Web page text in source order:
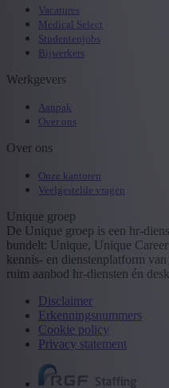
Vacatures
Medical Select
Studentenjobs
Bijwerkers
Werkgevers
Aanpak
Over ons
Over ons
Onze kantoren
Veelgestelde vragen
Unique groep
De Unique groep is een hr-
bundelt: Unique, Unique
kennis- en dienstenplatform
ruim aanbod hr-diensten én
Disclaimer
Erkenningsnummers
Cookie policy
Privacy statement